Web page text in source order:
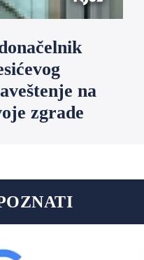
na
zgrade